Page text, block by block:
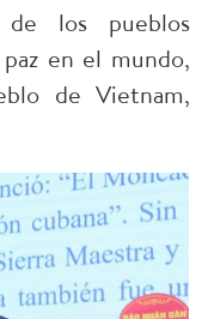
los pueblos
en el mundo,
de Vietnam,